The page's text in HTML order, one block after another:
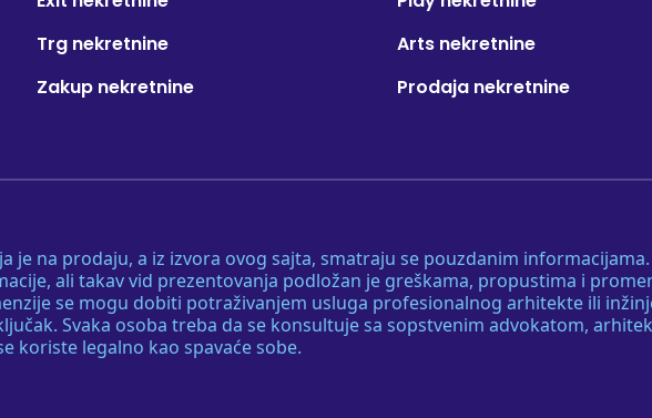
je na prodaju, a iz izvora ovog sajta, smatraju se pouzdanim
ali takav vid prezentovanja podložan je greškama, propustima i
se mogu dobiti potraživanjem usluga profesionalnog arhitekte ili
Svaka osoba treba da se konsultuje sa sopstvenim advokatom,
koriste legalno kao spavaće sobe.
Trg nekretnine Arts nekretnine
Zakup nekretnine Prodaja nekretnine